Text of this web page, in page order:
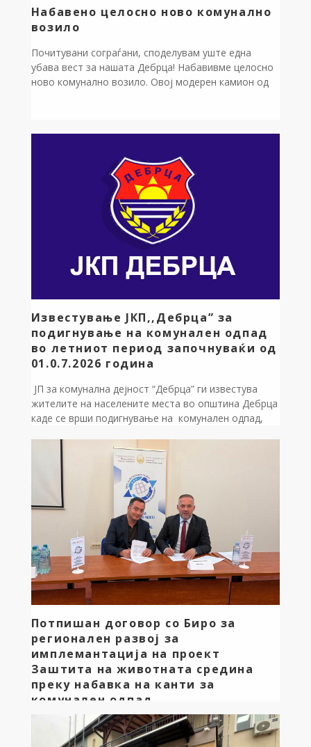
Набавено целосно ново комунално
возило
Почитувани сограѓани, споделувам уште една
убава вест за нашата Дебрца! Набавивме целосно
ново комунално возило. Овој модерен камион од
села и природата заслужуваат највисоко ниво на
Известување ЈКП,,Дебрца” за
подигнување на комунален одпад
во летниот период започнуваќи од
01.0.7.2026 година
ЈП за комунална дејност “Дебрца” ги известува
жителите на населените места во општина Дебрца
каде се врши подигнување на комунален одпад,
од 06:00 часот (наутро). Се замолуваат сите
жителите навремено да го одлагаат отпадот и да
ја почитуваат утврдената динамика, со цел
непречено и ефикасно извршување […]
Потпишан договор со Биро за
регионален развој за
имплемантација на проект
Заштита на животната средина
преку набавка на канти за
комунален одпад
Почитувани граѓани на Општина Дебрца,
континуирано инвестираме во почиста животна